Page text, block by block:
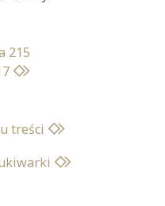
215
treści